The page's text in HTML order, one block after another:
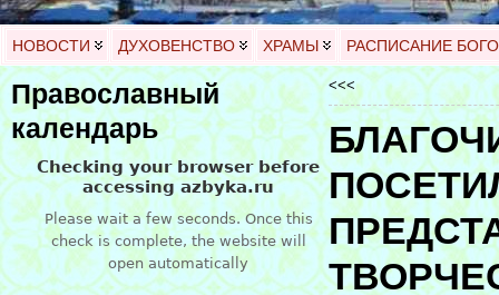
НОВОСТИ ДУХОВЕНСТВО ХРАМЫ РАСПИСАНИЕ
Православный
календарь
<<<